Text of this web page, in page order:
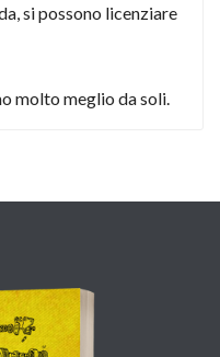
si possono licenziare
molto meglio da soli.